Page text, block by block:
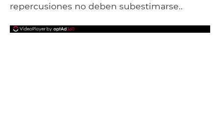
repercusiones no deben subestimarse..